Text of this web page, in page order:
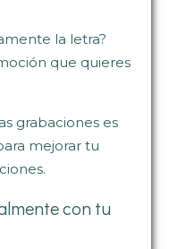
la letra?
que quieres
grabaciones es
mejorar tu
con tu